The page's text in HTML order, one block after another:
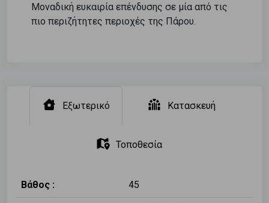
Μοναδική ευκαιρία επένδυσης σε μία από τις
πιο περιζήτητες περιοχές της Πάρου.
Εξωτερικό Κατασκευή
Τοποθεσία
Βάθος : 45